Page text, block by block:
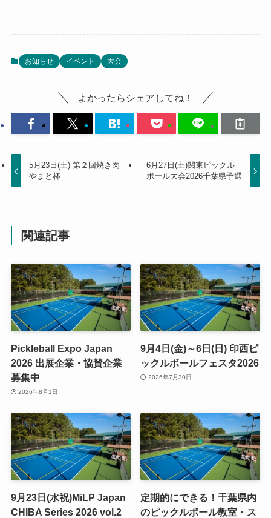
お知らせ イベント 大会
よかったらシェアしてね！
5月23日(土) 第２回焼き肉
やまと杯
6月27日(土)関東ピックル
ボール大会2026千葉県予選
関連記事
Pickleball Expo Japan
2026 出展企業・協賛企業
募集中
2026年8月1日
9月4日(金)～6日(日) 印西ピ
ックルボールフェスタ2026
2026年7月30日
9月23日(水祝)MiLP Japan
CHIBA Series 2026 vol.2
定期的にできる！千葉県内
のピックルボール教室・ス